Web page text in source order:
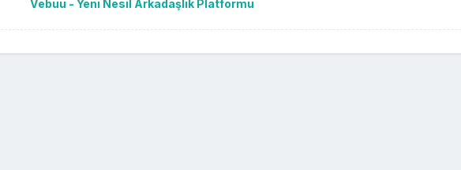
Vebuu - Yeni Nesil Arkadaşlık Platformu